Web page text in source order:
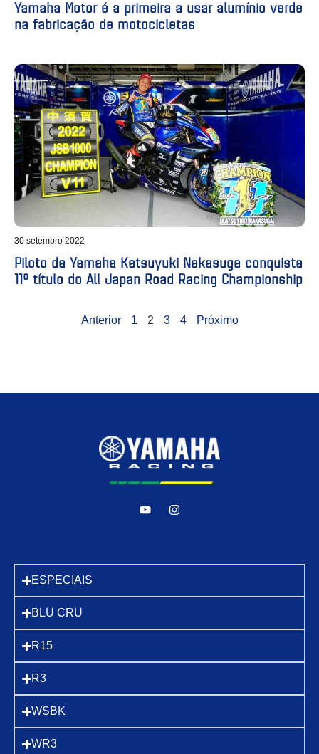
Yamaha Motor é a primeira a usar alumínio verde
na fabricação de motocicletas
30 setembro 2022
Piloto da Yamaha Katsuyuki Nakasuga conquista
11º título do All Japan Road Racing Championship
Anterior 1 2 3 4 Próximo
ESPECIAIS
BLU CRU
R15
R3
WSBK
WR3